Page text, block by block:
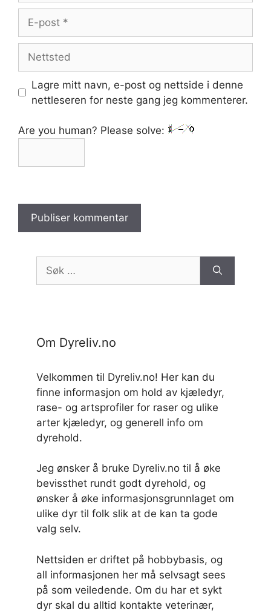
post
Lagre mitt navn, e-post og nettside i denne
nettleseren for neste gang jeg kommenterer.
Are you human? Please solve:
etter:
Om Dyreliv.no
Velkommen til Dyreliv.no! Her kan du
finne informasjon om hold av kjæledyr,
rase- og artsprofiler for raser og ulike
arter kjæledyr, og generell info om
dyrehold.
Jeg ønsker å bruke Dyreliv.no til å øke
bevissthet rundt godt dyrehold, og
ønsker å øke informasjonsgrunnlaget om
ulike dyr til folk slik at de kan ta gode
valg selv.
Nettsiden er driftet på hobbybasis, og
all informasjonen her må selvsagt sees
på som veiledende. Om du har et sykt
dyr skal du alltid kontakte veterinær,